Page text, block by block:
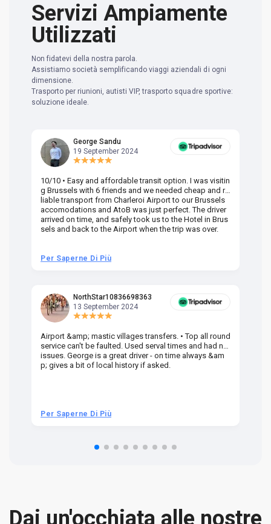
Servizi Ampiamente
Utilizzati
Non fidatevi della nostra parola.
Assistiamo società semplificando viaggi aziendali di ogni
dimensione.
Trasporto per riunioni, autisti VIP, trasporto squadre sportive:
soluzione ideale.
George Sandu
19 September 2024
10/10 • Easy and affordable transit option. I was visitin
g Brussels with 6 friends and we needed cheap and re
liable transport from Charleroi Airport to our Brussels
accomodations and AtoB was just perfect. The driver
arrived on time, and safely took us to the Hotel in Brus
sels and back to the Airport when the trip was over.
Per Saperne Di Più
NorthStar10836698363
13 September 2024
Airport &amp; mastic villages transfers. • Top all round
service can't be faulted. Used serval times and had no
issues. George is a great driver - on time always &am
p; gives a bit of local history if asked.
Per Saperne Di Più
Dai un'occhiata alle nostre